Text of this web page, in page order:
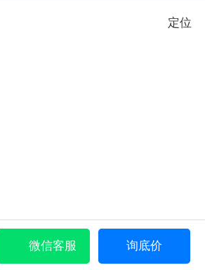
定位
微信客服 询底价